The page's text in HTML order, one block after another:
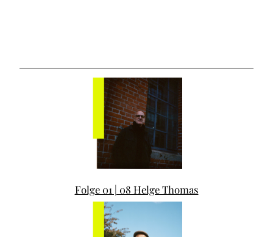
Folge 01 | 08 Helge Thomas